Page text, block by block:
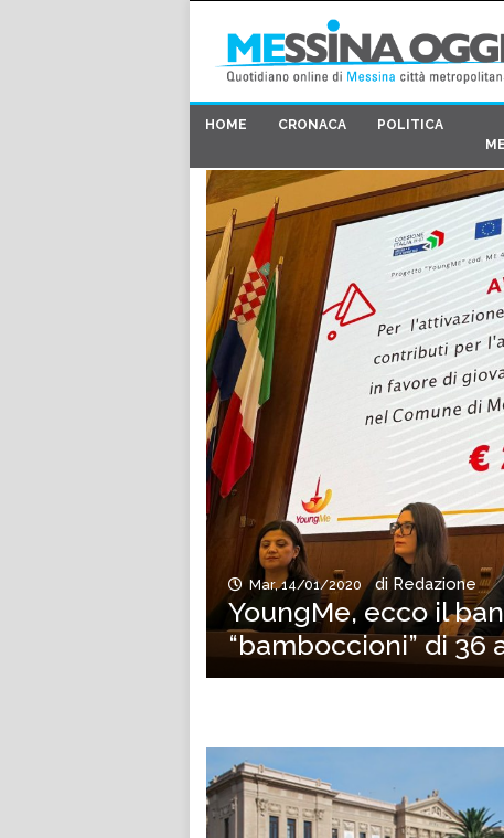
HOME CRONACA POLITICA
Mar, 14/01/2020 di Redazione
YoungMe, ecco il
“bamboccioni” di 36